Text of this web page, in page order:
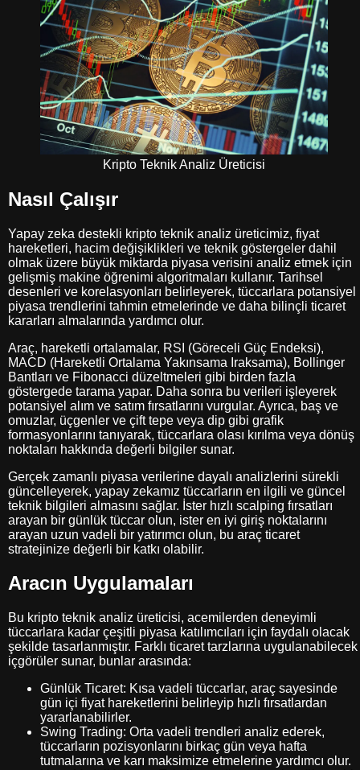
Kripto Teknik Analiz Üreticisi
Nasıl Çalışır
Yapay zeka destekli kripto teknik analiz üreticimiz, fiyat
hareketleri, hacim değişiklikleri ve teknik göstergeler dahil
olmak üzere büyük miktarda piyasa verisini analiz etmek için
gelişmiş makine öğrenimi algoritmaları kullanır. Tarihsel
desenleri ve korelasyonları belirleyerek, tüccarlara potansiyel
piyasa trendlerini tahmin etmelerinde ve daha bilinçli ticaret
kararları almalarında yardımcı olur.
Araç, hareketli ortalamalar, RSI (Göreceli Güç Endeksi),
MACD (Hareketli Ortalama Yakınsama Iraksama), Bollinger
Bantları ve Fibonacci düzeltmeleri gibi birden fazla
göstergede tarama yapar. Daha sonra bu verileri işleyerek
potansiyel alım ve satım fırsatlarını vurgular. Ayrıca, baş ve
omuzlar, üçgenler ve çift tepe veya dip gibi grafik
formasyonlarını tanıyarak, tüccarlara olası kırılma veya dönüş
noktaları hakkında değerli bilgiler sunar.
Gerçek zamanlı piyasa verilerine dayalı analizlerini sürekli
güncelleyerek, yapay zekamız tüccarların en ilgili ve güncel
teknik bilgileri almasını sağlar. İster hızlı scalping fırsatları
arayan bir günlük tüccar olun, ister en iyi giriş noktalarını
arayan uzun vadeli bir yatırımcı olun, bu araç ticaret
stratejinize değerli bir katkı olabilir.
Aracın Uygulamaları
Bu kripto teknik analiz üreticisi, acemilerden deneyimli
tüccarlara kadar çeşitli piyasa katılımcıları için faydalı olacak
şekilde tasarlanmıştır. Farklı ticaret tarzlarına uygulanabilecek
içgörüler sunar, bunlar arasında:
Günlük Ticaret: Kısa vadeli tüccarlar, araç sayesinde
gün içi fiyat hareketlerini belirleyip hızlı fırsatlardan
yararlanabilirler.
Swing Trading: Orta vadeli trendleri analiz ederek,
tüccarların pozisyonlarını birkaç gün veya hafta
tutmalarına ve karı maksimize etmelerine yardımcı olur.